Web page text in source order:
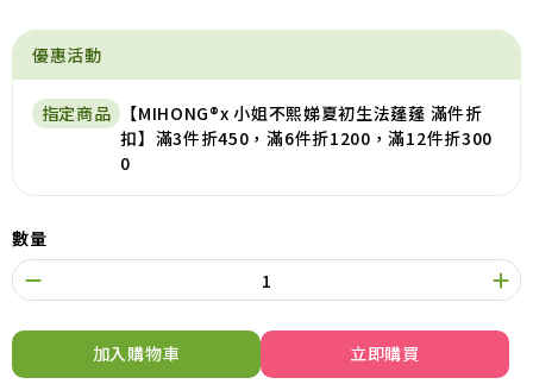
優惠活動
指定商品
【MIHONG®x 小姐不熙娣夏初生法蓬蓬 滿件折
扣】滿3件折450，滿6件折1200，滿12件折300
0
數量
加入購物車 立即購買